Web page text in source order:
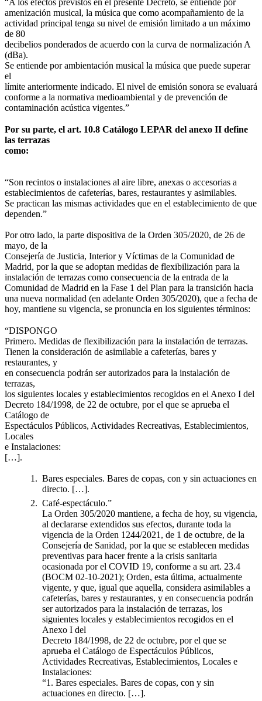
“A los efectos previstos en el presente Decreto, se entiende por
amenización musical, la música que como acompañamiento de la
actividad principal tenga su nivel de emisión limitado a un máximo
de 80
decibelios ponderados de acuerdo con la curva de normalización A
(dBa).
Se entiende por ambientación musical la música que puede superar
el
límite anteriormente indicado. El nivel de emisión sonora se evaluará
conforme a la normativa medioambiental y de prevención de
contaminación acústica vigentes.”
Por su parte, el art. 10.8 Catálogo LEPAR del anexo II define
las terrazas
como:
“Son recintos o instalaciones al aire libre, anexas o accesorias a
establecimientos de cafeterías, bares, restaurantes y asimilables.
Se practican las mismas actividades que en el establecimiento de que
dependen.”
Por otro lado, la parte dispositiva de la Orden 305/2020, de 26 de
mayo, de la
Consejería de Justicia, Interior y Víctimas de la Comunidad de
Madrid, por la que se adoptan medidas de flexibilización para la
instalación de terrazas como consecuencia de la entrada de la
Comunidad de Madrid en la Fase 1 del Plan para la transición hacia
una nueva normalidad (en adelante Orden 305/2020), que a fecha de
hoy, mantiene su vigencia, se pronuncia en los siguientes términos:
“DISPONGO
Primero. Medidas de flexibilización para la instalación de terrazas.
Tienen la consideración de asimilable a cafeterías, bares y
restaurantes, y
en consecuencia podrán ser autorizados para la instalación de
terrazas,
los siguientes locales y establecimientos recogidos en el Anexo I del
Decreto 184/1998, de 22 de octubre, por el que se aprueba el
Catálogo de
Espectáculos Públicos, Actividades Recreativas, Establecimientos,
Locales
e Instalaciones:
[…].
Bares especiales. Bares de copas, con y sin actuaciones en
directo. […].
Café-espectáculo.”
La Orden 305/2020 mantiene, a fecha de hoy, su vigencia,
al declararse extendidos sus efectos, durante toda la
vigencia de la Orden 1244/2021, de 1 de octubre, de la
Consejería de Sanidad, por la que se establecen medidas
preventivas para hacer frente a la crisis sanitaria
ocasionada por el COVID 19, conforme a su art. 23.4
(BOCM 02-10-2021); Orden, esta última, actualmente
vigente, y que, igual que aquella, considera asimilables a
cafeterías, bares y restaurantes, y en consecuencia podrán
ser autorizados para la instalación de terrazas, los
siguientes locales y establecimientos recogidos en el
Anexo I del
Decreto 184/1998, de 22 de octubre, por el que se
aprueba el Catálogo de Espectáculos Públicos,
Actividades Recreativas, Establecimientos, Locales e
Instalaciones:
“1. Bares especiales. Bares de copas, con y sin
actuaciones en directo. […].